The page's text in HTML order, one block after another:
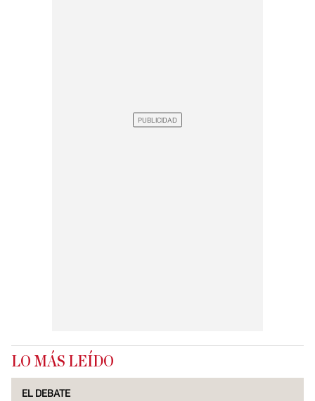
LO MÁS LEÍDO
EL DEBATE